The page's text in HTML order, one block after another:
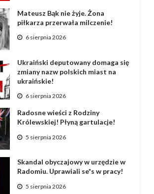
Mateusz Bąk nie żyje. Żona
piłkarza przerwała milczenie!
6 sierpnia 2026
Ukraiński deputowany domaga się
zmiany nazw polskich miast na
ukraińskie!
6 sierpnia 2026
Radosne wieści z Rodziny
Królewskiej! Płyną gartulacje!
5 sierpnia 2026
Skandal obyczajowy w urzędzie w
Radomiu. Uprawiali se*s w pracy!
5 sierpnia 2026